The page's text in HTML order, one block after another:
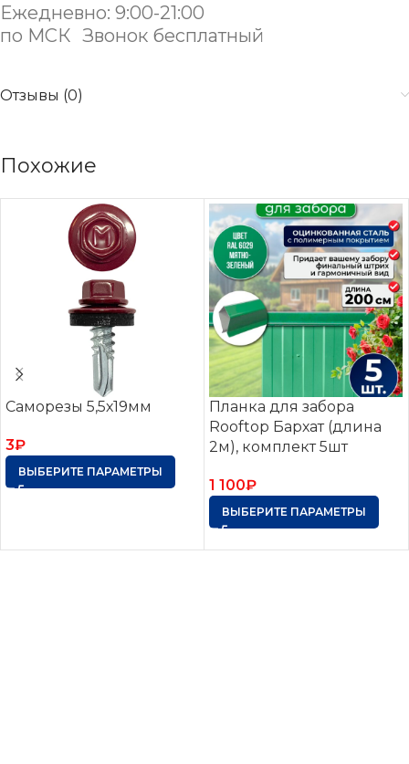
Ежедневно: 9:00-21:00
по МСК Звонок бесплатный
Отзывы (0)
Похожие
Саморезы 5,5х19мм
3₽
ВЫБЕРИТЕ ПАРАМЕТРЫ
Планка для забора
Rooftop Бархат (длина
2м), комплект 5шт
1 100₽
ВЫБЕРИТЕ ПАРАМЕТРЫ